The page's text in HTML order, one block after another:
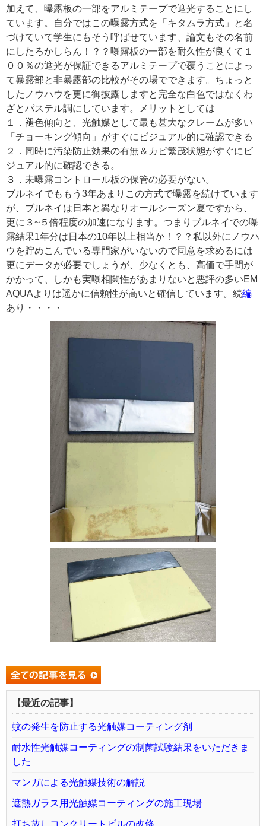
加えて、曝露板の一部をアルミテープで遮光することにし
ています。自分ではこの曝露方式を「キタムラ方式」と名
づけていて学生にもそう呼ばせています、論文もその名前
にしたろかしらん！？？曝露板の一部を耐久性が良くて１
００％の遮光が保証できるアルミテープで覆うことによっ
て暴露部と非暴露部の比較がその場でできます。ちょっと
したノウハウを更に御披露しますと完全な白色ではなくわ
ざとパステル調にしています。メリットとしては
１．褪色傾向と、光触媒として最も甚大なクレームが多い
「チョーキング傾向」がすぐにビジュアル的に確認できる
２．同時に汚染防止効果の有無＆カビ繁茂状態がすぐにビ
ジュアル的に確認できる。
３．未曝露コントロール板の保管の必要がない。
ブルネイでももう3年あまりこの方式で曝露を続けています
が、ブルネイは日本と異なりオールシーズン夏ですから、
更に３~５倍程度の加速になります。つまりブルネイでの曝
露結果1年分は日本の10年以上相当か！？？私以外にノウハ
ウを貯めこんでいる専門家がいないので同意を求めるには
更にデータが必要でしょうが、少なくとも、高価で手間が
かかって、しかも実曝相関性があまりないと悪評の多いEM
AQUAよりは遥かに信頼性が高いと確信しています。続編
あり・・・・
【最近の記事】
蚊の発生を防止する光触媒コーティング剤
耐水性光触媒コーティングの制菌試験結果をいただきま
した
マンガによる光触媒技術の解説
遮熱ガラス用光触媒コーティングの施工現場
打ち放しコンクリートビルの改修